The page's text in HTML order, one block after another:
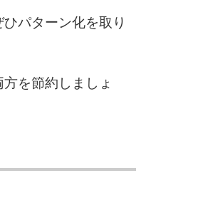
パターン化を取り
を節約しましょ